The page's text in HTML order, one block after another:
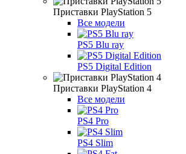
Приставки PlayStation 5
Все модели
PS5 Blu ray
PS5 Digital Edition
Приставки PlayStation 4
Все модели
PS4 Pro
PS4 Slim